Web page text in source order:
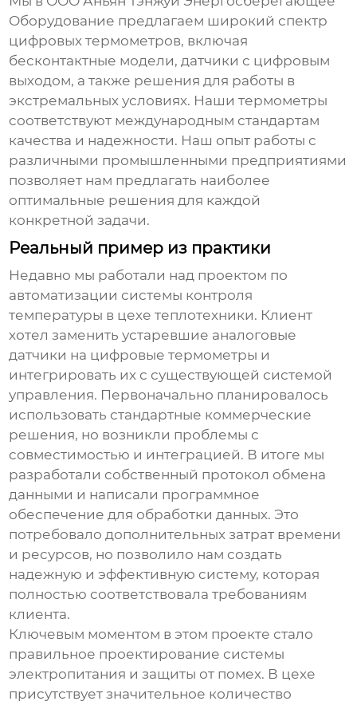
Оборудование предлагаем широкий спектр
цифровых термометров, включая
бесконтактные модели, датчики с цифровым
выходом, а также решения для работы в
экстремальных условиях. Наши термометры
соответствуют международным стандартам
качества и надежности. Наш опыт работы с
различными промышленными предприятиями
позволяет нам предлагать наиболее
оптимальные решения для каждой
конкретной задачи.
Реальный пример из практики
Недавно мы работали над проектом по
автоматизации системы контроля
температуры в цехе теплотехники. Клиент
хотел заменить устаревшие аналоговые
датчики на цифровые термометры и
интегрировать их с существующей системой
управления. Первоначально планировалось
использовать стандартные коммерческие
решения, но возникли проблемы с
совместимостью и интеграцией. В итоге мы
разработали собственный протокол обмена
данными и написали программное
обеспечение для обработки данных. Это
потребовало дополнительных затрат времени
и ресурсов, но позволило нам создать
надежную и эффективную систему, которая
полностью соответствовала требованиям
клиента.
Ключевым моментом в этом проекте стало
правильное проектирование системы
электропитания и защиты от помех. В цехе
присутствует значительное количество